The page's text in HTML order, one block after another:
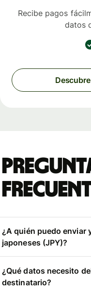
Recibe pagos
datos
¿A quién puedo enviar
japoneses (JPY)?
¿Qué datos necesito
destinatario?